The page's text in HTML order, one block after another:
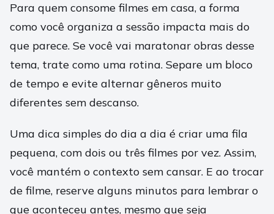
Para quem consome filmes em casa, a forma
como você organiza a sessão impacta mais do
que parece. Se você vai maratonar obras desse
tema, trate como uma rotina. Separe um bloco
de tempo e evite alternar gêneros muito
diferentes sem descanso.
Uma dica simples do dia a dia é criar uma fila
pequena, com dois ou três filmes por vez. Assim,
você mantém o contexto sem cansar. E ao trocar
de filme, reserve alguns minutos para lembrar o
que aconteceu antes, mesmo que seja